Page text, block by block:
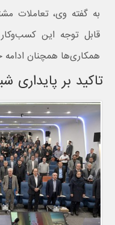
به گفته وی، تعاملات
قابل توجه این
همکاری‌ها همچنان
تاکید بر